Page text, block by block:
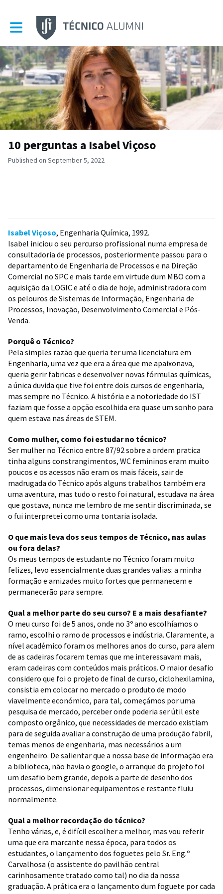
Toggle main navigation
10 perguntas a Isabel Viçoso
Published on September 5, 2022
Isabel Viçoso, Engenharia Química, 1992.
Isabel iniciou o seu percurso profissional numa empresa de
consultadoria de processos, posteriormente passou para o
departamento de Engenharia de Processos e na Direção
Comercial no SPC e mais tarde em virtude dum MBO com a
aquisição da LOGIC e até o dia de hoje, administradora com
os pelouros de Sistemas de Informação, Engenharia de
Processos, Inovação, Desenvolvimento Comercial e Pós-
Venda.
Porquê o Técnico?
Pela simples razão que queria ter uma licenciatura em
Engenharia, uma vez que era a área que me apaixonava,
queria gerir fabricas e desenvolver novas fórmulas químicas,
a única duvida que tive foi entre dois cursos de engenharia,
mas sempre no Técnico. A história e a notoriedade do IST
faziam que fosse a opção escolhida era quase um sonho para
quem estava nas áreas de STEM.
Como mulher, como foi estudar no técnico?
Ser mulher no Técnico entre 87/92 sobre a ordem pratica
tinha alguns constrangimentos, WC femininos eram muito
poucos e os acessos não eram os mais fáceis, sair de
madrugada do Técnico após alguns trabalhos também era
uma aventura, mas tudo o resto foi natural, estudava na área
que gostava, nunca me lembro de me sentir discriminada, se
o fui interpretei como uma tontaria isolada.
O que mais leva dos seus tempos de Técnico, nas aulas
ou fora delas?
Os meus tempos de estudante no Técnico foram muito
felizes, levo essencialmente duas grandes valias: a minha
formação e amizades muito fortes que permanecem e
permanecerão para sempre.
Qual a melhor parte do seu curso? E a mais desafiante?
O meu curso foi de 5 anos, onde no 3º ano escolhíamos o
ramo, escolhi o ramo de processos e indústria. Claramente, a
nível académico foram os melhores anos do curso, para alem
de as cadeiras focarem temas que me interessavam mais,
eram cadeiras com conteúdos mais práticos. O maior desafio
considero que foi o projeto de final de curso, ciclohexilamina,
consistia em colocar no mercado o produto de modo
viavelmente económico, para tal, começámos por uma
pesquisa de mercado, perceber onde poderia ser útil este
composto orgânico, que necessidades de mercado existiam
para de seguida avaliar a construção de uma produção fabril,
temas menos de engenharia, mas necessários a um
engenheiro. De salientar que a nossa base de informação era
a biblioteca, não havia o google, o arranque do projeto foi
um desafio bem grande, depois a parte de desenho dos
processos, dimensionar equipamentos e restante fluiu
normalmente.
Qual a melhor recordação do técnico?
Tenho várias, e, é difícil escolher a melhor, mas vou referir
uma que era marcante nessa época, para todos os
estudantes, o lançamento dos foguetes pelo Sr. Eng.º
Carvalhosa (o assistente do pavilhão central
carinhosamente tratado como tal) no dia da nossa
graduação. A prática era o lançamento dum foguete por cada